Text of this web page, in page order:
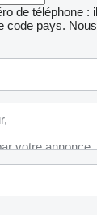
de téléphone :
code pays.